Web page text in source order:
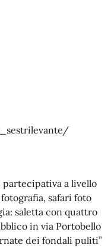
a livello
safari foto
saletta con quattro
in via Portobello
dei fondali puliti”